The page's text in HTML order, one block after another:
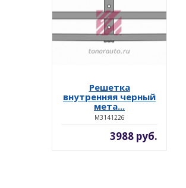
Решетка
внутренняя черный
мета...
M3141226
3988 руб.